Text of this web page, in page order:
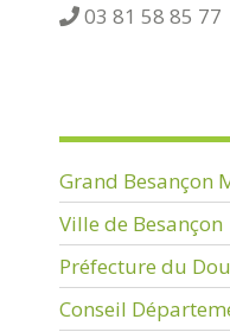
03 81 58 85 77
Grand Besançon
Ville de Besançon
Préfecture du
Conseil